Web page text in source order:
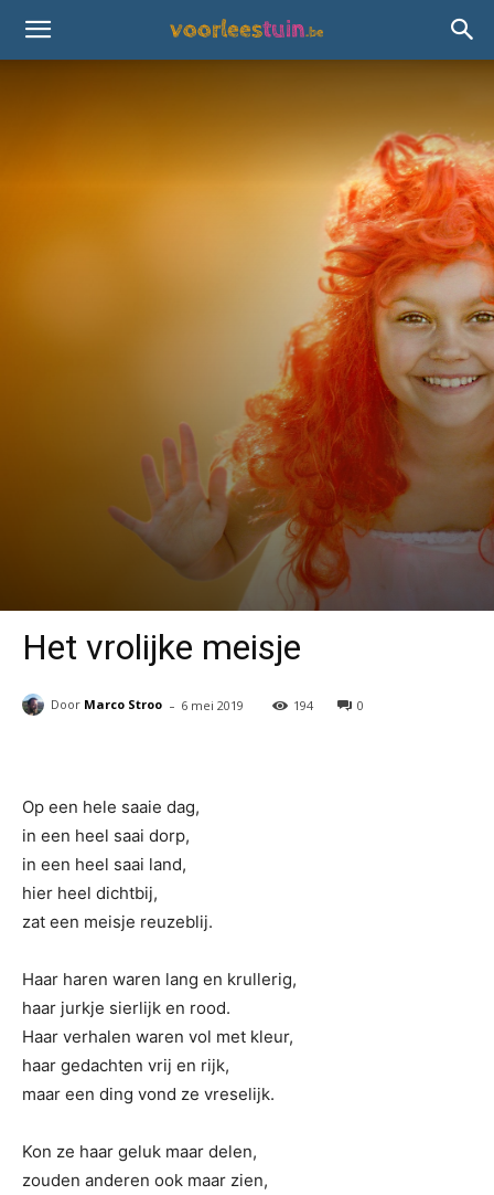
Het vrolijke meisje
Door Marco Stroo - 6 mei 2019 194 0
Op een hele saaie dag,
in een heel saai dorp,
in een heel saai land,
hier heel dichtbij,
zat een meisje reuzeblij.
Haar haren waren lang en krullerig,
haar jurkje sierlijk en rood.
Haar verhalen waren vol met kleur,
haar gedachten vrij en rijk,
maar een ding vond ze vreselijk.
Kon ze haar geluk maar delen,
zouden anderen ook maar zien,